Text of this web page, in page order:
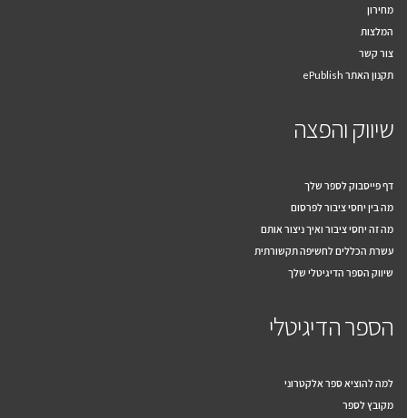
מחירון
המלצות
צור קשר
תקנון האתר ePublish
שיווק והפצה
דף פייסבוק לספר שלך
מה בין יחסי ציבור לפרסום
מה זה יחסי ציבור ואיך ניצור אותם
עשרת הכללים לחשיפה תקשורתית
שיווק הספר הדיגיטלי שלך
הספר הדיגיטלי
למה להוציא ספר אלקטרוני
מקובץ לספר